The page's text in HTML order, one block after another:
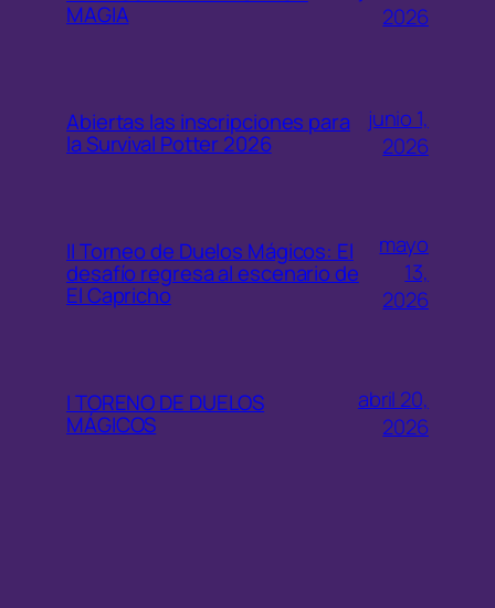
MAGIA
2026
Abiertas las inscripciones para
la Survival Potter 2026
junio 1,
2026
II Torneo de Duelos Mágicos: El
desafío regresa al escenario de
El Capricho
mayo
13,
2026
I TORENO DE DUELOS
MÁGICOS
abril 20,
2026